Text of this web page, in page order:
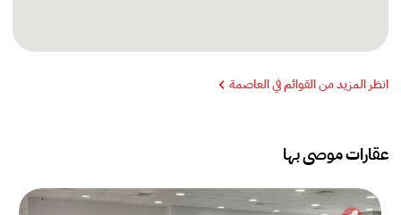
انظر المزيد من القوائم في العاصمة
عقارات موصى بها